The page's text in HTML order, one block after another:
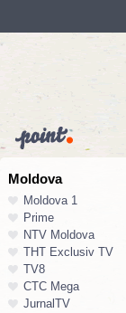
Moldova
Moldova 1
Prime
NTV Moldova
ТНТ Exclusiv TV
TV8
СТС Mega
JurnalTV